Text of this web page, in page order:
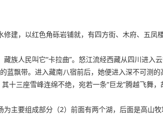
建，以红色角砾岩铺就，有四方街、木府、五
族人民叫它“卡拉曲”。怒江流经西藏从四川进入
飘带。进入藏南八宿前后，她便进入深不可测的
十三座雪峰连绵不绝，宛若一条“巨龙”腾越飞舞
主要组成部分（2）前面有两个湖，后面是高山牧